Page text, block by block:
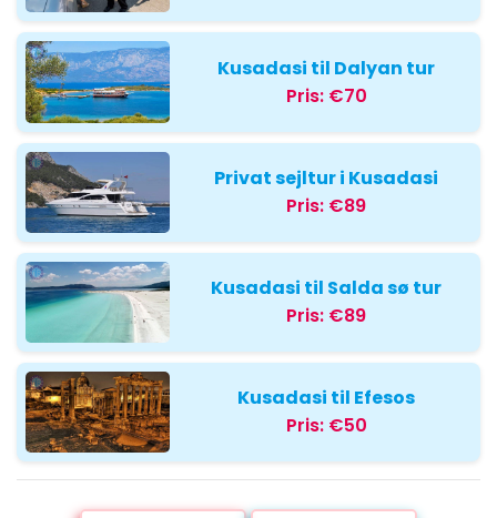
Kusadasi til Dalyan tur
Pris: €70
Privat sejltur i Kusadasi
Pris: €89
Kusadasi til Salda sø tur
Pris: €89
Kusadasi til Efesos
Pris: €50